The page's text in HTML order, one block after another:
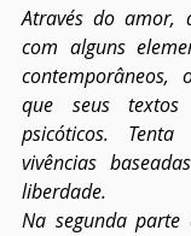
Através do amor,
com alguns
que seus
psicóticos.
vivências
liberdade.
Na segunda